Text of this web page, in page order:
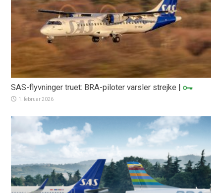
SAS-flyvninger truet: BRA-piloter varsler strejke |
1. februar 2026